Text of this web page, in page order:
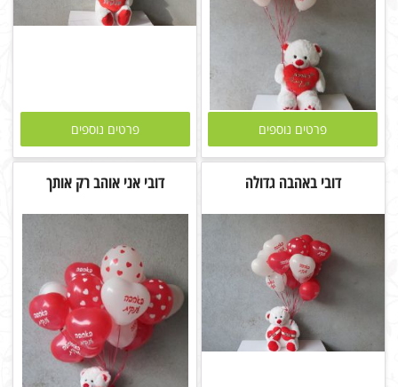
פרטים נוספים פרטים נוספים
דובי באהבה גדולה דובי אני אוהב רק אותך